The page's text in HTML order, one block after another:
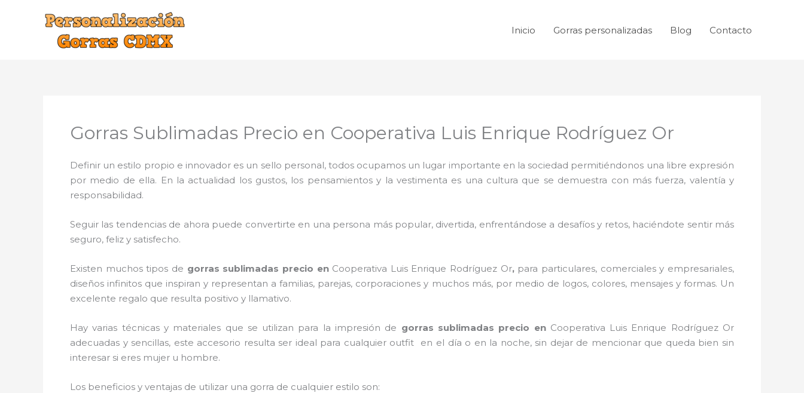
Inicio Gorras personalizadas Blog Contacto
Gorras Sublimadas Precio en Cooperativa Luis Enrique Rodríguez Or
Definir un estilo propio e innovador es un sello personal, todos ocupamos un lugar importante en la sociedad permitiéndonos una libre expresión
por medio de ella. En la actualidad los gustos, los pensamientos y la vestimenta es una cultura que se demuestra con más fuerza, valentía y
responsabilidad.
Seguir las tendencias de ahora puede convertirte en una persona más popular, divertida, enfrentándose a desafíos y retos, haciéndote sentir más
seguro, feliz y satisfecho.
Existen muchos tipos de gorras sublimadas precio en Cooperativa Luis Enrique Rodríguez Or, para particulares, comerciales y empresariales,
diseños infinitos que inspiran y representan a familias, parejas, corporaciones y muchos más, por medio de logos, colores, mensajes y formas. Un
excelente regalo que resulta positivo y llamativo.
Hay varias técnicas y materiales que se utilizan para la impresión de gorras sublimadas precio en Cooperativa Luis Enrique Rodríguez Or
adecuadas y sencillas, este accesorio resulta ser ideal para cualquier outfit en el día o en la noche, sin dejar de mencionar que queda bien sin
interesar si eres mujer u hombre.
Los beneficios y ventajas de utilizar una gorra de cualquier estilo son: